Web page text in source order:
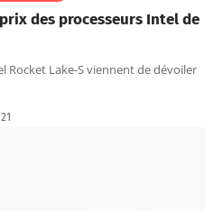
des processeurs Intel de
Rocket Lake-S viennent de dévoiler